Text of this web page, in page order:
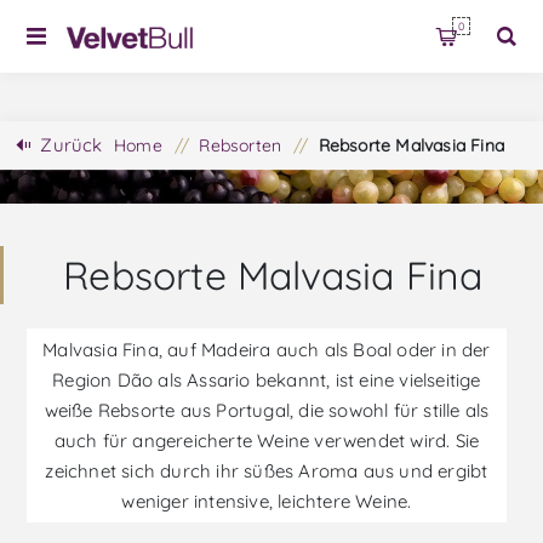
0
Zurück Home / Rebsorten / Rebsorte Malvasia Fina
Rebsorte Malvasia Fina
Malvasia Fina, auf Madeira auch als Boal oder in der
Region Dão als Assario bekannt, ist eine vielseitige
weiße Rebsorte aus Portugal, die sowohl für stille als
auch für angereicherte Weine verwendet wird. Sie
zeichnet sich durch ihr süßes Aroma aus und ergibt
weniger intensive, leichtere Weine.